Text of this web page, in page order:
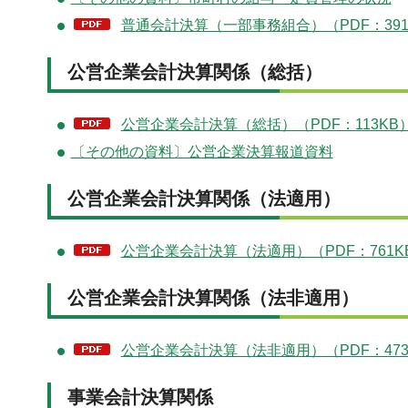
普通会計決算（一部事務組合）（PDF：
公営企業会計決算関係（総括）
公営企業会計決算（総括）（PDF：113KB）
〔その他の資料〕公営企業決算報道資料
公営企業会計決算関係（法適用）
公営企業会計決算（法適用）（PDF：
公営企業会計決算関係（法非適用）
公営企業会計決算（法非適用）（PDF：
事業会計決算関係